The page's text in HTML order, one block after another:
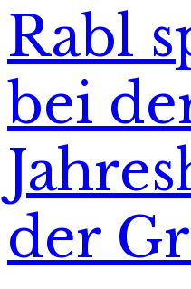
Rabl
bei
der